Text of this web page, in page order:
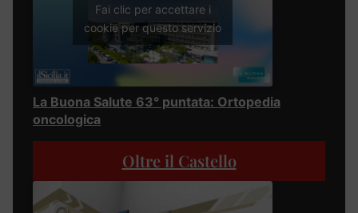
Fai clic per accettare i
cookie per questo servizio
La Buona Salute 63° puntata: Ortopedia
oncologica
Oltre il Castello